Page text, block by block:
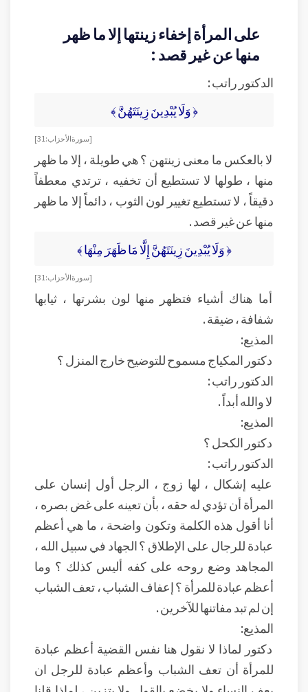
على المرأة إخفاء زينتها إلا ما ظهر
منها عن غير قصد :
الدكتور راتب :
﴿ وَلَا يُبْدِينَ زِينَتَهُنَّ ﴾
[ سورة الأحزاب: 31]
لا بالعكس ما معنى زينتهن ؟ هي طويلة ، إلا ما ظهر
منها ، طولها لا تستطيع أن تخفيه ، ترتدي معطفاً
دقيقاً ، لا تستطيع تغيير لون الثوب ، دائماً إلا ما ظهر
منها عن غير قصد .
﴿ وَلَا يُبْدِينَ زِينَتَهُنَّ إِلَّا مَا ظَهَرَ مِنْهَا ﴾
[ سورة الأحزاب: 31]
أما هناك أشياء فتظهر منها لون بشرتها ، ثيابها
شفافة ، ضيقة .
المذيع:
دكتور المكياج مسموح للتوضيح خارج المنزل ؟
الدكتور راتب :
لا والله أبداً .
المذيع:
دكتور الكحل ؟
الدكتور راتب :
عليه إشكال ، لها زوج ، الرجل أول إنسان على
المرأة أن تؤدي له حقه ، بأن تعينه على غض بصره ،
أنا أقول هذه الكلمة وتكون واضحة ، ما هي أعظم
عبادة للرجال على الإطلاق ؟ الجهاد في سبيل الله ،
المجاهد وضع روحه على كفه أليس كذلك ؟ وما
أعظم عبادة للمرأة ؟ إعفاف الشباب ، تعف الشباب
إن لم تبد مفاتنها للآخرين .
المذيع:
دكتور لماذا لا نقول هنا نفس القضية أعظم عبادة
للمرأة أن تعف الشباب وأعظم عبادة للرجل ان